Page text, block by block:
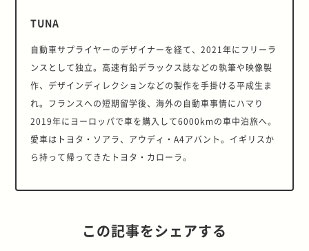
TUNA
自動車サプライヤーのデザイナーを経て、2021年にフリーラ
ンスとして独立。高速有鉛デラックス誌などの執筆や映像製
作、デザインディレクションなどの製作を手掛ける平成生ま
れ。フランスへの短期留学後、海外の自動車事情にハマり
2019年にヨーロッパで車を購入して6000kmの車中泊旅へ。
愛車はトヨタ・ソアラ、アウディ・A4アバント。イギリスか
ら持って帰ってきたトヨタ・カローラ。
この記事をシェアする